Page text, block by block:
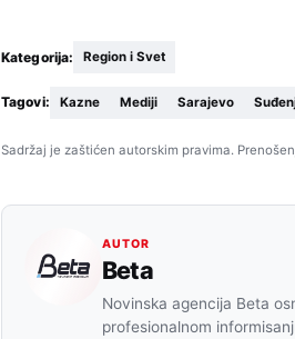
Kategorija: Region i Svet
Tagovi: Kazne Mediji Sarajevo
Sadržaj je zaštićen autorskim pravima.
AUTOR
Beta
Novinska agencija Beta
profesionalnom